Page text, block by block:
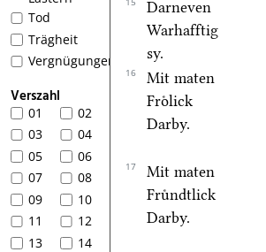
Tod
Trägheit
Vergnügungen
Verszahl
01
02
03
04
05
06
07
08
09
10
11
12
13
14
Darneven
Warhafftig
sy.
16
Mit maten
Froͤlick
Darby.
17
Mit maten
Fruͤndtlick
Darby.